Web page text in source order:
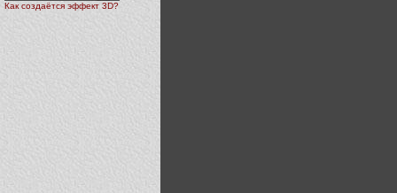
Как создаётся эффект 3D?